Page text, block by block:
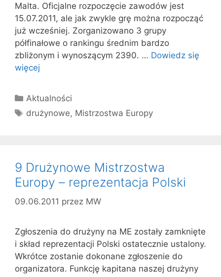
Malta. Oficjalne rozpoczęcie zawodów jest
15.07.2011, ale jak zwykle grę można rozpocząć
już wcześniej. Zorganizowano 3 grupy
półfinałowe o rankingu średnim bardzo
zbliżonym i wynoszącym 2390. … Dowiedz się
więcej
Kategorie
Aktualności
Tagi
drużynowe, Mistrzostwa Europy
9 Drużynowe Mistrzostw​a
Europy – reprezentacja Polski
09.06.2011 przez MW
Zgłoszenia do drużyny na ME zostały zamknięte
i skład reprezentacji Polski ostatecznie ustalony.
Wkrótce zostanie dokonane zgłoszenie do
organizatora. Funkcję kapitana naszej drużyny